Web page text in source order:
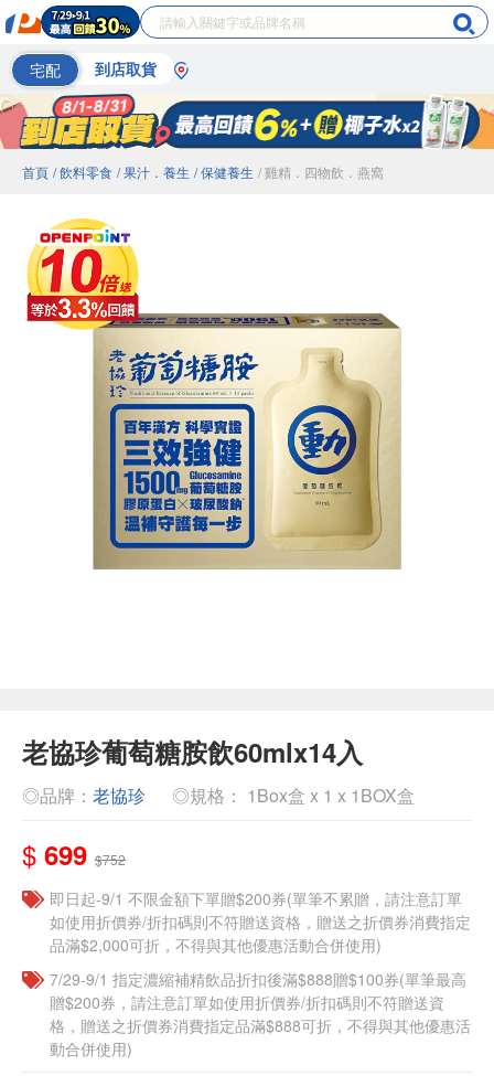
宅配 到店取貨
首頁 / 飲料零食 / 果汁．養生 / 保健養生 / 雞精．四物飲．燕窩
老協珍葡萄糖胺飲60mlx14入
◎品牌： 老協珍 ◎規格： 1Box盒 x 1 x 1BOX盒
$ 699 $752
即日起-9/1 不限金額下單贈$200券(單筆不累贈，請注意訂單
如使用折價券/折扣碼則不符贈送資格，贈送之折價券消費指定
品滿$2,000可折，不得與其他優惠活動合併使用)
7/29-9/1 指定濃縮補精飲品​折扣後滿$888贈$100券(單筆最高
贈$200券，請注意訂單如使用折價券/折扣碼則不符贈送資
格，贈送之折價券消費指定品滿$888可折，不得與其他優惠活
動合併使用)